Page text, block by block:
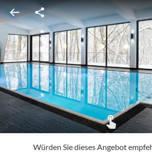
Würden Sie dieses Angebot